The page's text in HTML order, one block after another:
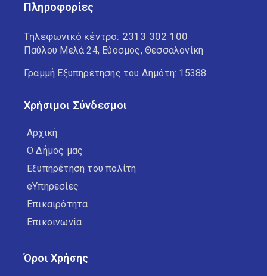
Πληροφορίες
Τηλεφωνικό κέντρο: 2313 302 100
Παύλου Μελά 24, Εύοσμος, Θεσσαλονίκη
Γραμμή Εξυπηρέτησης του Δημότη: 15388
Χρήσιμοι Σύνδεσμοι
Αρχική
Ο Δήμος μας
Εξυπηρέτηση του πολίτη
eΥπηρεσίες
Επικαιρότητα
Επικοινωνία
Όροι Χρήσης